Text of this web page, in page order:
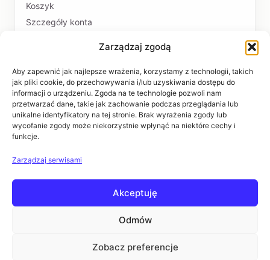
Zarządzaj zgodą
Aby zapewnić jak najlepsze wrażenia, korzystamy z technologii, takich
jak pliki cookie, do przechowywania i/lub uzyskiwania dostępu do
informacji o urządzeniu. Zgoda na te technologie pozwoli nam
przetwarzać dane, takie jak zachowanie podczas przeglądania lub
unikalne identyfikatory na tej stronie. Brak wyrażenia zgody lub
wycofanie zgody może niekorzystnie wpłynąć na niektóre cechy i
funkcje.
Zarządzaj serwisami
Akceptuję
Odmów
Zobacz preferencje
Koszyk
Szczegóły konta
PŁATNOŚCI I DOSTAWA
Formy płatności
Czas realizacji i koszty dostawy
INFORMACJE
Regulaminy